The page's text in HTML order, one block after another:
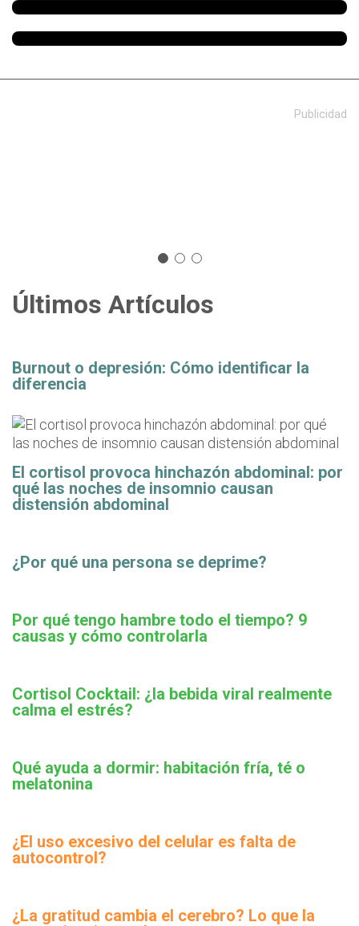
Publicidad
Últimos Artículos
Burnout o depresión: Cómo identificar la
diferencia
El cortisol provoca hinchazón abdominal: por
qué las noches de insomnio causan
distensión abdominal
¿Por qué una persona se deprime?
Por qué tengo hambre todo el tiempo? 9
causas y cómo controlarla
Cortisol Cocktail: ¿la bebida viral realmente
calma el estrés?
Qué ayuda a dormir: habitación fría, té o
melatonina
¿El uso excesivo del celular es falta de
autocontrol?
¿La gratitud cambia el cerebro? Lo que la